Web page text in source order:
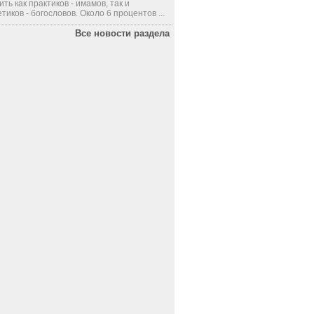
как практиков - имамов, так и
- богословов. Около 6 процентов ...
Все новости раздела